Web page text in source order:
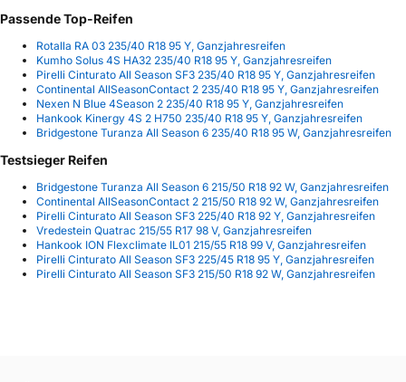
Passende Top-Reifen
Rotalla RA 03 235/40 R18 95 Y, Ganzjahresreifen
Kumho Solus 4S HA32 235/40 R18 95 Y, Ganzjahresreifen
Pirelli Cinturato All Season SF3 235/40 R18 95 Y, Ganzjahresreifen
Continental AllSeasonContact 2 235/40 R18 95 Y, Ganzjahresreifen
Nexen N Blue 4Season 2 235/40 R18 95 Y, Ganzjahresreifen
Hankook Kinergy 4S 2 H750 235/40 R18 95 Y, Ganzjahresreifen
Bridgestone Turanza All Season 6 235/40 R18 95 W, Ganzjahresreifen
Testsieger Reifen
Bridgestone Turanza All Season 6 215/50 R18 92 W, Ganzjahresreifen
Continental AllSeasonContact 2 215/50 R18 92 W, Ganzjahresreifen
Pirelli Cinturato All Season SF3 225/40 R18 92 Y, Ganzjahresreifen
Vredestein Quatrac 215/55 R17 98 V, Ganzjahresreifen
Hankook ION Flexclimate IL01 215/55 R18 99 V, Ganzjahresreifen
Pirelli Cinturato All Season SF3 225/45 R18 95 Y, Ganzjahresreifen
Pirelli Cinturato All Season SF3 215/50 R18 92 W, Ganzjahresreifen